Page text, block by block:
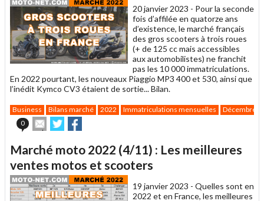
20 janvier 2023 - Pour la seconde
fois d’affilée en quatorze ans
d’existence, le marché français
des gros scooters à trois roues
(+ de 125 cc mais accessibles
aux automobilistes) ne franchit
pas les 10 000 immatriculations.
En 2022 pourtant, les nouveaux Piaggio MP3 400 et 530, ainsi que
l’inédit Kymco CV3 étaient de sortie... Bilan.
Business Bilans marché 2022 Immatriculations mensuelles
Décembre
0
Envoyer
cet
à
un
ami
Partager
sur sur
Marché moto 2022 (4/11) : Les meilleures
ventes motos et scooters
19 janvier 2023 - Quelles sont en
2022 et en France, les meilleures